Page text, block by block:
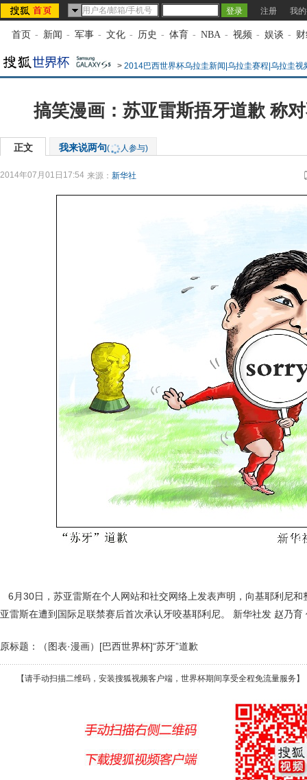
注册 我
首页 - 新闻 - 军事 - 文化 - 历史 - 体育 - NBA - 视频 - 娱谈 -
> 2014巴西世界杯乌拉圭新闻|乌拉圭赛程|乌拉圭视
搞笑漫画：苏亚雷斯捂牙道歉 称
正文 我来说两句( 人参与)
2014年07月01日17:54 来源： 新华社
6月30日，苏亚雷斯在个人网站和社交网络上发表声明，向基耶利尼和
亚雷斯在遭到国际足联禁赛后首次承认牙咬基耶利尼。 新华社发 赵乃育
原标题：（图表·漫画）[巴西世界杯]“苏牙”道歉
【请手动扫描二维码，安装搜狐视频客户端，世界杯期间享受全程免流量服务】